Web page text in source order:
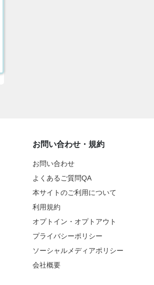
お問い合わせ・規約
お問い合わせ
よくあるご質問QA
本サイトのご利用について
利用規約
オプトイン・オプトアウト
プライバシーポリシー
ソーシャルメディアポリシー
会社概要